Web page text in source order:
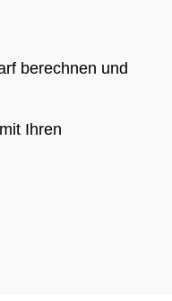
berechnen und
Ihren